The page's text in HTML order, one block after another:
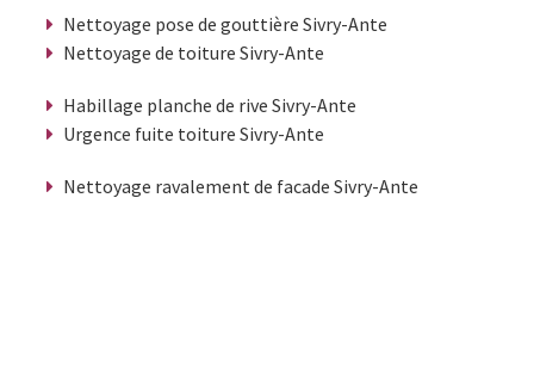
Nettoyage pose de gouttière Sivry-Ante
Nettoyage de toiture Sivry-Ante
Habillage planche de rive Sivry-Ante
Urgence fuite toiture Sivry-Ante
Nettoyage ravalement de facade Sivry-Ante